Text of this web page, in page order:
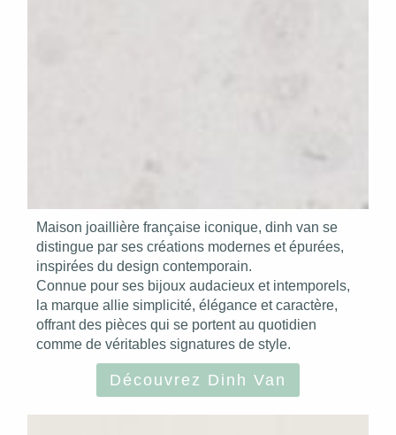
Maison joaillière française iconique, dinh van se
distingue par ses créations modernes et épurées,
inspirées du design contemporain.
Connue pour ses bijoux audacieux et intemporels,
la marque allie simplicité, élégance et caractère,
offrant des pièces qui se portent au quotidien
comme de véritables signatures de style.
Découvrez Dinh Van